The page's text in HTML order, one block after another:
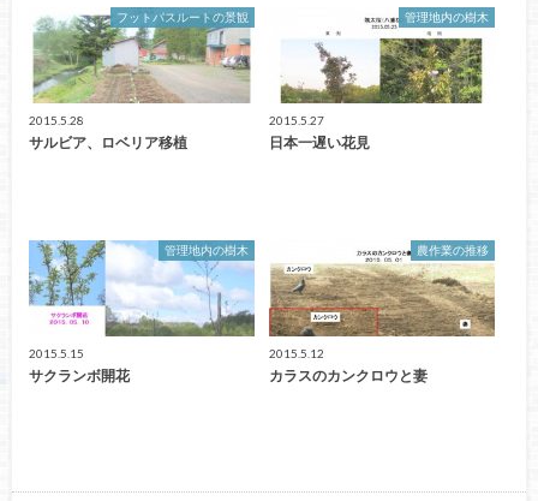
フットパスルートの景観
2015.5.28
サルビア、ロベリア移植
管理地内の樹木
2015.5.27
日本一遅い花見
管理地内の樹木
2015.5.15
サクランボ開花
農作業の推移
2015.5.12
カラスのカンクロウと妻